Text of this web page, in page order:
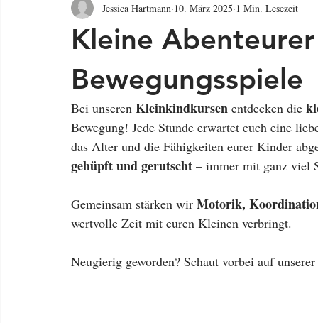
Kleine
Bewegungsspiele
Jessica Hartmann 10. März 2025 1 Min. Lesezeit
Bei unseren Kleinkindkursen entdecken die
Bewegung! Jede Stunde erwartet euch eine
das Alter und die Fähigkeiten eurer Kinder
gehüpft und gerutscht – immer mit ganz viel
Gemeinsam stärken wir Motorik,
wertvolle Zeit mit euren Kleinen verbringt.
Neugierig geworden? Schaut vorbei auf